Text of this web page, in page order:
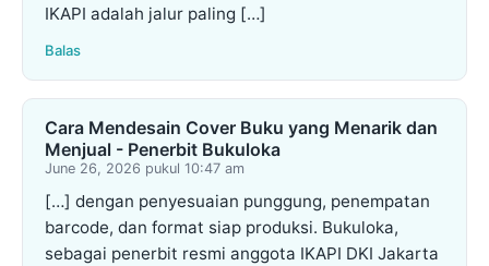
IKAPI adalah jalur paling […]
Balas
Cara Mendesain Cover Buku yang Menarik dan
Menjual - Penerbit Bukuloka
June 26, 2026 pukul 10:47 am
[…] dengan penyesuaian punggung, penempatan
barcode, dan format siap produksi. Bukuloka,
sebagai penerbit resmi anggota IKAPI DKI Jakarta